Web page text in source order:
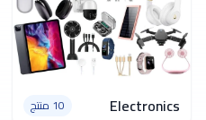
Electronics 10 منتج